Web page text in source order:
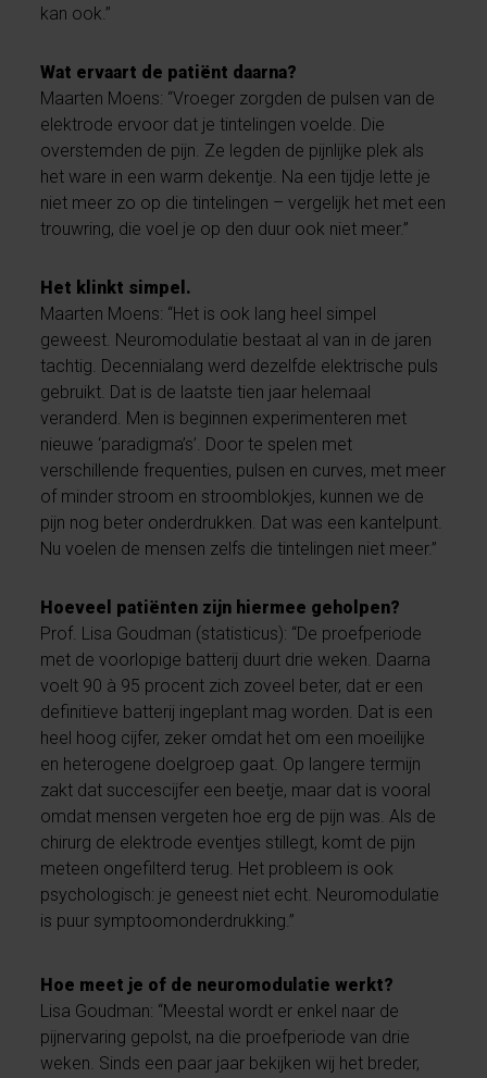
kan ook.”
Wat ervaart de patiënt daarna?
Maarten Moens: “Vroeger zorgden de pulsen van de
elektrode ervoor dat je tintelingen voelde. Die
overstemden de pijn. Ze legden de pijnlijke plek als
het ware in een warm dekentje. Na een tijdje lette je
niet meer zo op die tintelingen – vergelijk het met een
trouwring, die voel je op den duur ook niet meer.”
Het klinkt simpel.
Maarten Moens: “Het is ook lang heel simpel
geweest. Neuromodulatie bestaat al van in de jaren
tachtig. Decennialang werd dezelfde elektrische puls
gebruikt. Dat is de laatste tien jaar helemaal
veranderd. Men is beginnen experimenteren met
nieuwe ‘paradigma’s’. Door te spelen met
verschillende frequenties, pulsen en curves, met meer
of minder stroom en stroomblokjes, kunnen we de
pijn nog beter onderdrukken. Dat was een kantelpunt.
Nu voelen de mensen zelfs die tintelingen niet meer.”
Hoeveel patiënten zijn hiermee geholpen?
Prof. Lisa Goudman (statisticus): “De proefperiode
met de voorlopige batterij duurt drie weken. Daarna
voelt 90 à 95 procent zich zoveel beter, dat er een
definitieve batterij ingeplant mag worden. Dat is een
heel hoog cijfer, zeker omdat het om een moeilijke
en heterogene doelgroep gaat. Op langere termijn
zakt dat succescijfer een beetje, maar dat is vooral
omdat mensen vergeten hoe erg de pijn was. Als de
chirurg de elektrode eventjes stillegt, komt de pijn
meteen ongefilterd terug. Het probleem is ook
psychologisch: je geneest niet echt. Neuromodulatie
is puur symptoomonderdrukking.”
Hoe meet je of de neuromodulatie werkt?
Lisa Goudman: “Meestal wordt er enkel naar de
pijnervaring gepolst, na die proefperiode van drie
weken. Sinds een paar jaar bekijken wij het breder,